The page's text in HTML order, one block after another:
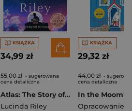
KSIĄŻKA
34,99 zł
55,00 zł - sugerowana
cena detaliczna
Atlas: The Story of Pa Salt
Lucinda Riley
KSIĄŻKA
29,32 zł
44,00 zł -
cena detaliczna